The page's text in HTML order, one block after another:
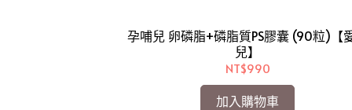
孕哺兒 卵磷脂+磷脂質PS膠囊 (90粒)【
兒】
NT$990
加入購物車